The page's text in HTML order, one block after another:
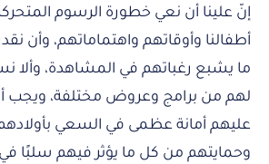
إنّ علينا أن نعي خطورة الرسوم
أطفالنا وأوقاتهم واهتماماتهم، وأن
ما يشبع رغباتهم في المشاهدة، وألا
لهم من برامج وعروض مختلفة، ويجب أن
عليهم أمانة عظمى في السعي بأولادهم
وحمايتهم من كل ما يؤثر فيهم سلبًا في